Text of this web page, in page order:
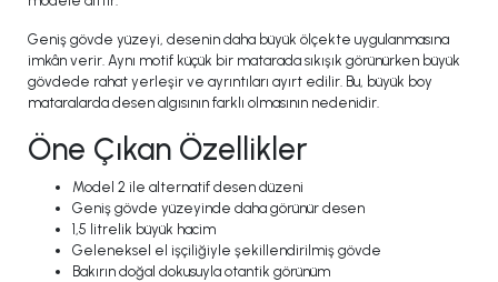
Geniş gövde yüzeyi, desenin daha büyük ölçekte uygulanmasına
imkân verir. Aynı motif küçük bir matarada sıkışık görünürken büyük
gövdede rahat yerleşir ve ayrıntıları ayırt edilir. Bu, büyük boy
mataralarda desen algısının farklı olmasının nedenidir.
Öne Çıkan Özellikler
Model 2 ile alternatif desen düzeni
Geniş gövde yüzeyinde daha görünür desen
1,5 litrelik büyük hacim
Geleneksel el işçiliğiyle şekillendirilmiş gövde
Bakırın doğal dokusuyla otantik görünüm